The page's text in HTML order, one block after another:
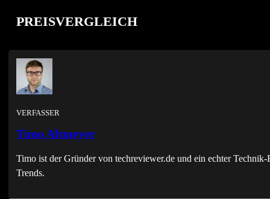
PREISVERGLEICH
VERFASSER
Timo Altmeyer
Timo ist der Gründer von techreviewer.de und ein echter
Trends.